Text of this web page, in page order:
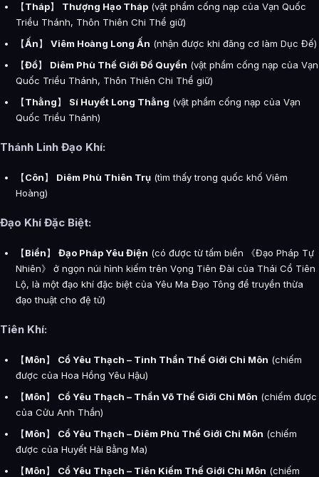
【Tháp】 Thượng Hạo Tháp (vật phẩm cống nạp của Vạn Quốc
Triều Thánh, Thôn Thiên Chi Thể giữ)
【Ấn】 Viêm Hoàng Long Ấn (nhận được khi đăng cơ làm Dục Đế)
【Đồ】 Diêm Phù Thế Giới Đồ Quyển (vật phẩm cống nạp của Vạn
Quốc Triều Thánh, Thôn Thiên Chi Thể giữ)
【Thằng】 Sí Huyết Long Thằng (vật phẩm cống nạp của Vạn
Quốc Triều Thánh)
Thánh Linh Đạo Khí:
【Côn】 Diêm Phù Thiên Trụ (tìm thấy trong quốc khố Viêm
Hoàng)
Đạo Khí Đặc Biệt:
【Biển】 Đạo Pháp Yêu Điện (có được từ tấm biển 《Đạo Pháp Tự
Nhiên》 ở ngọn núi hình kiếm trên Vọng Tiên Đài của Thái Cổ Tiên
Lộ, là một đạo khí đặc biệt của Yêu Ma Đạo Tông để truyền thừa
đạo thuật cho đệ tử)
Tiên Khí:
【Môn】 Cổ Yêu Thạch – Tinh Thần Thế Giới Chi Môn (chiếm
được của Hoa Hồng Yêu Hậu)
【Môn】 Cổ Yêu Thạch – Thần Võ Thế Giới Chi Môn (chiếm được
của Cửu Anh Thần)
【Môn】 Cổ Yêu Thạch – Diêm Phù Thế Giới Chi Môn (chiếm
được của Huyết Hải Bằng Ma)
【Môn】 Cổ Yêu Thạch – Tiên Kiếm Thế Giới Chi Môn (chiếm